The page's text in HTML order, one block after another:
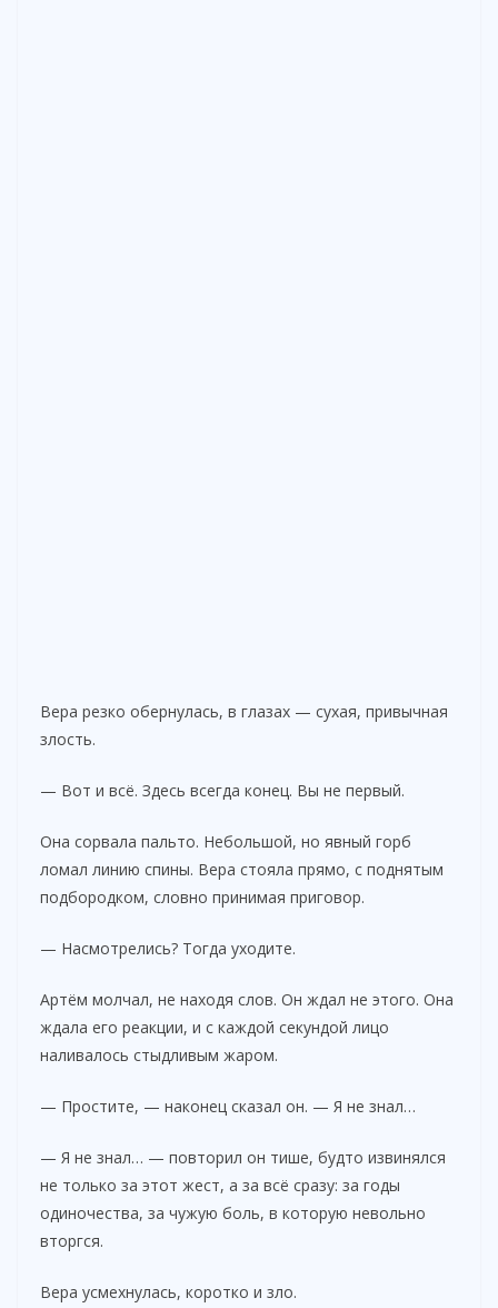
Вера резко обернулась, в глазах — сухая, привычная
злость.
— Вот и всё. Здесь всегда конец. Вы не первый.
Она сорвала пальто. Небольшой, но явный горб
ломал линию спины. Вера стояла прямо, с поднятым
подбородком, словно принимая приговор.
— Насмотрелись? Тогда уходите.
Артём молчал, не находя слов. Он ждал не этого. Она
ждала его реакции, и с каждой секундой лицо
наливалось стыдливым жаром.
— Простите, — наконец сказал он. — Я не знал…
— Я не знал… — повторил он тише, будто извинялся
не только за этот жест, а за всё сразу: за годы
одиночества, за чужую боль, в которую невольно
вторгся.
Вера усмехнулась, коротко и зло.